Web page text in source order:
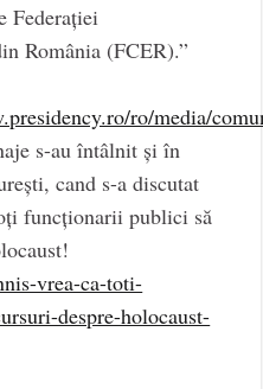
Federației
România (FCER).”
ro/media/
s-au întâlnit și în
cand s-a discutat
funcționarii publici să
vrea-ca-toti-
despre-holocaust-